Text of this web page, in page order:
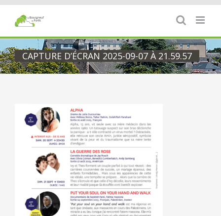
Passer
contenu
CAPTURE D’ÉCRAN 2025-09-07 À 21.59.57